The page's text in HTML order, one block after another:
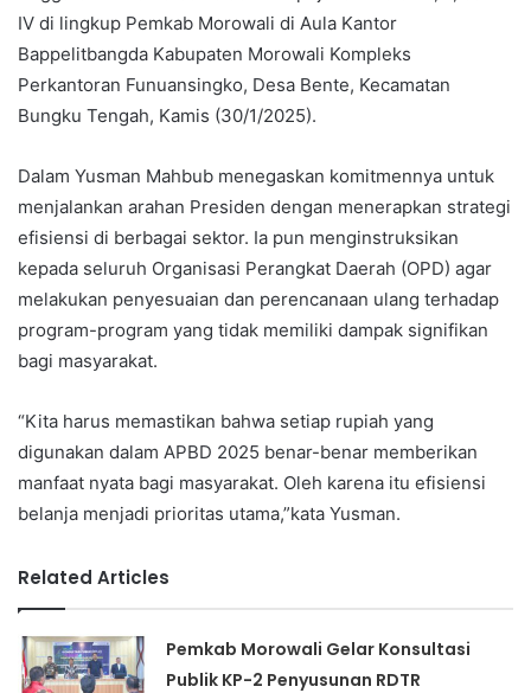
IV di lingkup Pemkab Morowali di Aula Kantor
Bappelitbangda Kabupaten Morowali Kompleks
Perkantoran Funuansingko, Desa Bente, Kecamatan
Bungku Tengah, Kamis (30/1/2025).
Dalam Yusman Mahbub menegaskan komitmennya untuk
menjalankan arahan Presiden dengan menerapkan strategi
efisiensi di berbagai sektor. Ia pun menginstruksikan
kepada seluruh Organisasi Perangkat Daerah (OPD) agar
melakukan penyesuaian dan perencanaan ulang terhadap
program-program yang tidak memiliki dampak signifikan
bagi masyarakat.
“Kita harus memastikan bahwa setiap rupiah yang
digunakan dalam APBD 2025 benar-benar memberikan
manfaat nyata bagi masyarakat. Oleh karena itu efisiensi
belanja menjadi prioritas utama,”kata Yusman.
Related Articles
Pemkab Morowali Gelar Konsultasi
Publik KP-2 Penyusunan RDTR